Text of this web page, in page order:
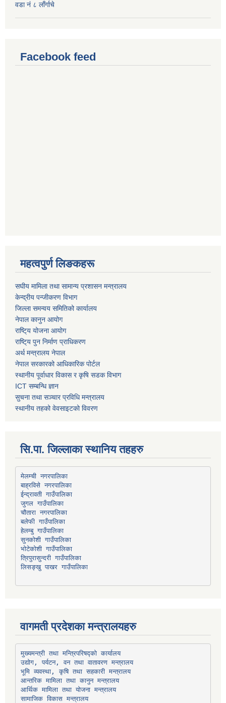
वडा नं ८ लाँर्गाचे
Facebook feed
महत्वपुर्ण लिङकहरू
स‌घीय मामिला तथा सामान्य प्रशासन मन्त्रालय
केन्द्रीय पन्जीकरण विभाग
जिल्ला समन्वय समितिको कार्यालय
नेपाल कानुन आयोग
राष्टि्य योजना आयोग
राष्टि्य पुन निर्माण प्राधिकरण
अर्थ मन्त्रालय नेपाल
नेपाल सरकारको आधिकारिक पोर्टल
स्थानीय पूर्वाधार विकास र कृषि सडक विभाग
ICT सम्बन्धि ज्ञान
सुचना तथा सञ्चार प्रविधि मन्त्रालय
स्थानीय तहको वेवसाइटको विवरण
सि.पा. जिल्लाका स्थानिय तहहरु
मेलम्ची नगरपालिका
बाह्रविसे नगरपालिका
ईन्द्रावती गाउँपालिका
जुगल गाउँपालिका
चौतारा नगरपालिका
बलेफी गाउँपालिका
हेलम्बु गाउँपालिका
सुनकोशी गाउँपालिका
भोटेकोशी गाउँपालिका
त्रिपुरासुन्दरी गाउँपालिका
लिसङ्खु पाखर गाउँपालिका
वागमती प्रदेशका मन्त्रालयहरु
मुख्यमन्त्री तथा मन्त्रिपरिषद्को कार्यालय
उद्योग, पर्यटन, वन तथा वातावरण मन्त्रालय
भूमि व्यवस्था, कृषि तथा सहकारी मन्त्रालय
आन्तरिक मामिला तथा कानुन मन्त्रालय
आर्थिक मामिला तथा योजना मन्त्रालय
सामाजिक विकास मन्त्रालय